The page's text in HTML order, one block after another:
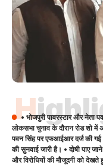
• भोजपुरी पावरस्टार और
लोकसभा चुनाव के दौरान रोड शो
पवन सिंह पर एफआईआर दर्ज की गई
की सुनवाई जारी है। • दोषी पाए
और विरोधियों की मौजूदगी को